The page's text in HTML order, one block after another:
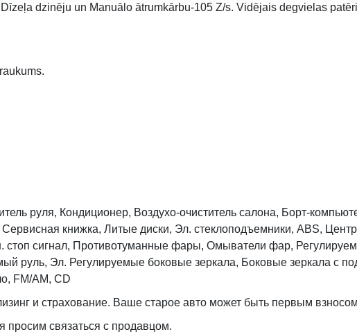
dzinēju un Manuālo ātrumkārbu-105 Z/s. Vidējais degvielas
руля, Кондиционер, Воздухо-очиститель салона, Борт-
книжка, Литые диски, Эл. стеклоподъемники, ABS,
стоп сигнал, Противотуманные фары, Омыватели фар,
руль, Эл. Регулируемые боковые зеркала, Боковые зеркала с
FM/AM, CD
и страхование. Ваше старое авто может быть первым
просим связаться с продавцом.